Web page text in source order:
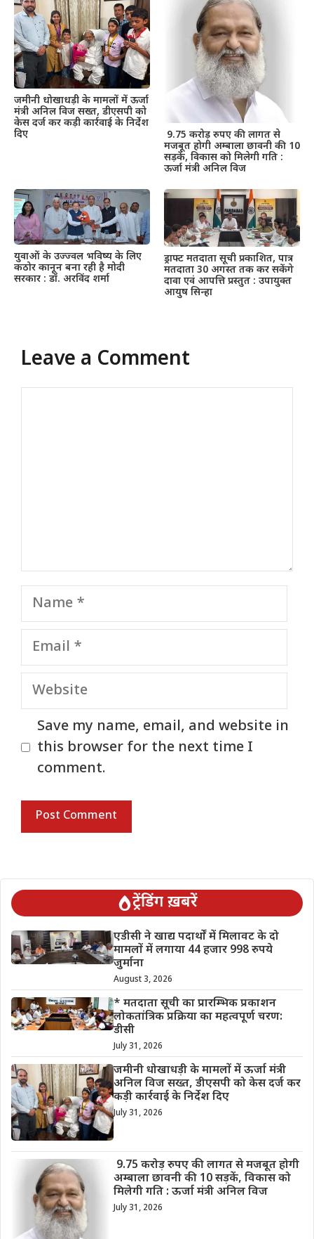
जमीनी धोखाधड़ी के मामलों में ऊर्जा
मंत्री अनिल विज सख्त, डीएसपी को
केस दर्ज कर कड़ी कार्रवाई के निर्देश
दिए
9.75 करोड़ रुपए की लागत से
मजबूत होगी अम्बाला छावनी की 10
सड़कें, विकास को मिलेगी गति :
ऊर्जा मंत्री अनिल विज
युवाओं के उज्ज्वल भविष्य के लिए
कठोर कानून बना रही है मोदी
सरकार : डॉ. अरविंद शर्मा
ड्राफ्ट मतदाता सूची प्रकाशित, पात्र
मतदाता 30 अगस्त तक कर सकेंगे
दावा एवं आपत्ति प्रस्तुत : उपायुक्त
आयुष सिन्हा
Leave a Comment
Name
Email
Website
Save my name, email, and website in
this browser for the next time I
comment.
ट्रेंडिंग ख़बरें
एडीसी ने खाद्य पदार्थों में मिलावट के दो
मामलों में लगाया 44 हजार 998 रुपये
जुर्माना
August 3, 2026
* मतदाता सूची का प्रारम्भिक प्रकाशन
लोकतांत्रिक प्रक्रिया का महत्वपूर्ण चरण:
डीसी
July 31, 2026
जमीनी धोखाधड़ी के मामलों में ऊर्जा मंत्री
अनिल विज सख्त, डीएसपी को केस दर्ज कर
कड़ी कार्रवाई के निर्देश दिए
July 31, 2026
9.75 करोड़ रुपए की लागत से मजबूत होगी
अम्बाला छावनी की 10 सड़कें, विकास को
मिलेगी गति : ऊर्जा मंत्री अनिल विज
July 31, 2026